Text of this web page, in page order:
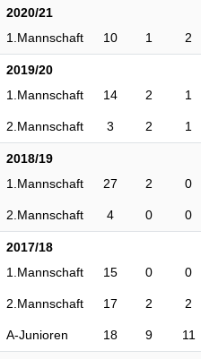
2020/21
1.Mannschaft
10 1 2
2019/20
1.Mannschaft
14 2 1
2.Mannschaft 3 2 1
2018/19
1.Mannschaft
27 2 0
2.Mannschaft 4 0 0
2017/18
1.Mannschaft
15 0 0
2.Mannschaft 17 2 2
A-Junioren 18 9 11